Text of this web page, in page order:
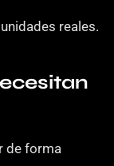
reales.
de forma